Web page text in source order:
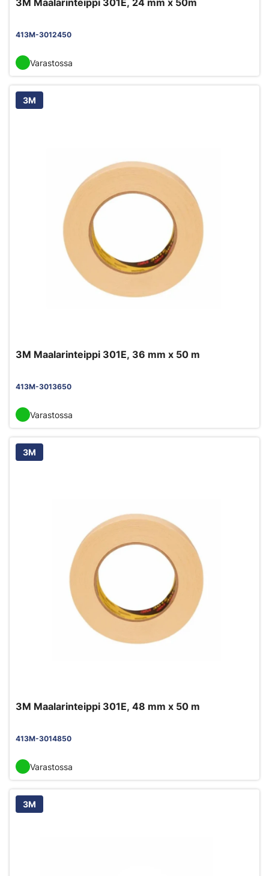
3M Maalarinteippi 301E, 24 mm x 50m
413M-3012450
Varastossa
3M
3M Maalarinteippi 301E, 36 mm x 50 m
413M-3013650
Varastossa
3M
3M Maalarinteippi 301E, 48 mm x 50 m
413M-3014850
Varastossa
3M